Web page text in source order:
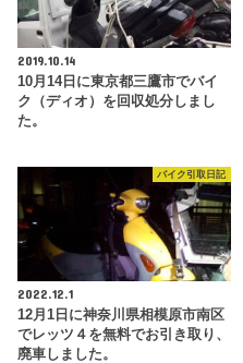
2019.10.14
10月14日に東京都三鷹市でバイ
ク（ディオ）を回収処分しまし
た。
バイク引取日記
2022.12.1
12月1日に神奈川県相模原市南区
でレッツ４を無料でお引き取り、
廃車しました。